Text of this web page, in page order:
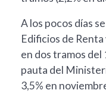
A los pocos días
Edificios de
en dos tramos del
pauta del
3,5% en